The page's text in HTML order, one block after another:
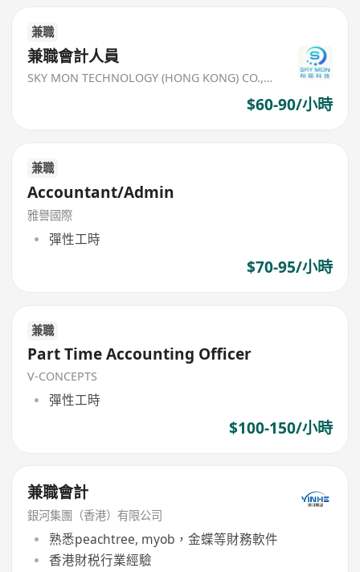
兼職
兼職會計人員
SKY MON TECHNOLOGY (HONG KONG) CO., LIMITED
$60-90/小時
兼職
Accountant/Admin
雅譽國際
彈性工時
$70-95/小時
兼職
Part Time Accounting Officer
V-CONCEPTS
彈性工時
$100-150/小時
兼職會計
銀河集團（香港）有限公司
熟悉peachtree, myob，金蝶等財務軟件
香港財税行業經驗